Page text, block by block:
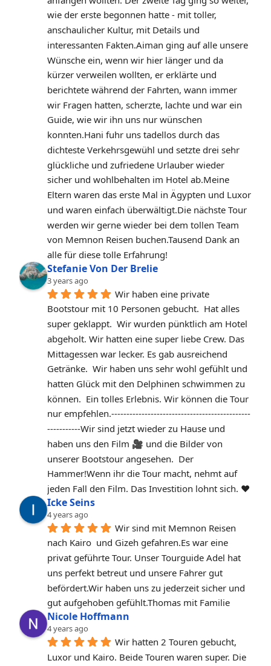
wie der erste begonnen hatte - mit toller,
anschaulicher Kultur, mit Details und
interessanten Fakten.Aiman ging auf alle unsere
Wünsche ein, wenn wir hier länger und da
kürzer verweilen wollten, er erklärte und
berichtete während der Fahrten, wann immer
wir Fragen hatten, scherzte, lachte und war ein
Guide, wie wir ihn uns nur wünschen
konnten.Hani fuhr uns tadellos durch das
dichteste Verkehrsgewühl und setzte drei sehr
glückliche und zufriedene Urlauber wieder
sicher und wohlbehalten im Hotel ab.Meine
Eltern waren das erste Mal in Ägypten und Luxor
und waren einfach überwältigt.Die nächste Tour
werden wir gerne wieder bei dem tollen Team
von Memnon Reisen buchen.Tausend Dank an
alle für diese tolle Erfahrung!
Stefanie Von Der Brelie
3 years ago
Wir haben eine private
Bootstour mit 10 Personen gebucht.  Hat alles
super geklappt.  Wir wurden pünktlich am Hotel
abgeholt. Wir hatten eine super liebe Crew. Das
Mittagessen war lecker. Es gab ausreichend
Getränke.  Wir haben uns sehr wohl gefühlt und
hatten Glück mit den Delphinen schwimmen zu
können.  Ein tolles Erlebnis. Wir können die Tour
nur empfehlen.‐----‐----------------------------------------
-----------Wir sind jetzt wieder zu Hause und
haben uns den Film 🎥 und die Bilder von
unserer Bootstour angesehen.  Der
Hammer!Wenn ihr die Tour macht, nehmt auf
jeden Fall den Film. Das Investition lohnt sich. ❤️
Icke Seins
4 years ago
Wir sind mit Memnon Reisen
nach Kairo  und Gizeh gefahren.Es war eine
privat geführte Tour. Unser Tourguide Adel hat
uns perfekt betreut und unsere Fahrer gut
befördert.Wir haben uns zu jederzeit sicher und
gut aufgehoben gefühlt.Thomas mit Familie
Nicole Hoffmann
4 years ago
Wir hatten 2 Touren gebucht,
Luxor und Kairo. Beide Touren waren super. Die